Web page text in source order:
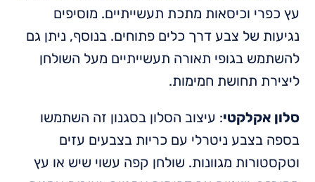
עץ כפרי וכיסאות מתכת תעשייתיים. מוסיפים
נגיעות של צבע דרך כלים פתוחים. בנוסף, ניתן גם
להשתמש בגופי תאורה תעשייתיים מעל השולחן
ליצירת תחושת חמימות.
סלון אקלקטי: עיצוב הסלון בסגנון זה השתמשו
בספה בצבע ניטרלי עם כריות בצבעים עזים
וטקסטורות מגוונות. שולחן קפה עשוי שיש או עץ